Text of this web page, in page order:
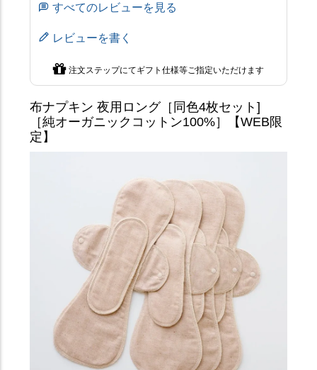
布ナプキン 夜用ロング［同色4枚セット]
［純オーガニックコットン100%］【WEB限
定】
すべてのレビューを見る
レビューを書く
注文ステップにてギフト仕様等ご指定いただけます